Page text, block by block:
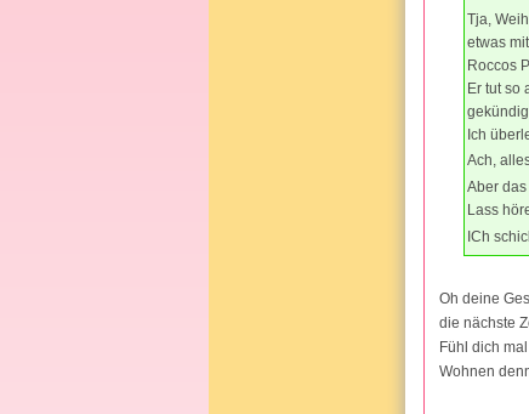
Tja,
etwas mit.
Roccos
Er tut so
Ich
Ach,
Aber
Lass
ICh
Oh deine
die nächste
Fühl dich
Wohnen